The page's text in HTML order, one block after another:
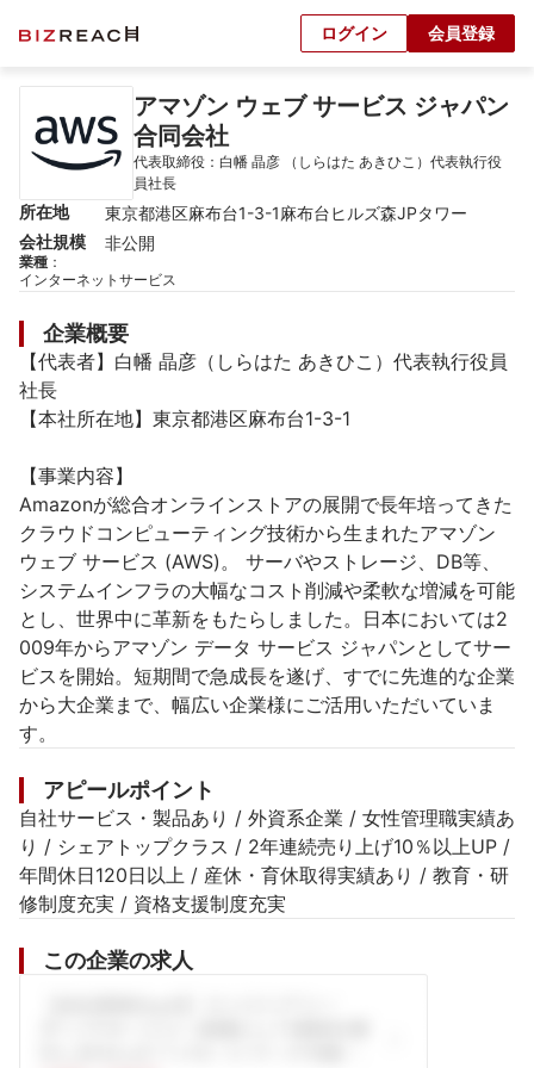
ログイン 会員登録
アマゾン ウェブ サービス ジャパン
合同会社
代表取締役：白幡 晶彦 （しらはた あきひこ）代表執行役
員社長
所在地
東京都港区麻布台1-3-1麻布台ヒルズ森JPタワー
会社規模
非公開
業種 ：
インターネットサービス
企業概要
【代表者】白幡 晶彦（しらはた あきひこ）代表執行役員
社長
【本社所在地】東京都港区麻布台1-3-1
【事業内容】
Amazonが総合オンラインストアの展開で長年培ってきた
クラウドコンピューティング技術から生まれたアマゾン
ウェブ サービス (AWS)。 サーバやストレージ、DB等、
システムインフラの大幅なコスト削減や柔軟な増減を可能
とし、世界中に革新をもたらしました。日本においては2
009年からアマゾン データ サービス ジャパンとしてサー
ビスを開始。短期間で急成長を遂げ、すでに先進的な企業
から大企業まで、幅広い企業様にご活用いただいていま
す。
アピールポイント
自社サービス・製品あり / 外資系企業 / 女性管理職実績あ
り / シェアトップクラス / 2年連続売り上げ10％以上UP /
年間休日120日以上 / 産休・育休取得実績あり / 教育・研
修制度充実 / 資格支援制度充実
この企業の求人